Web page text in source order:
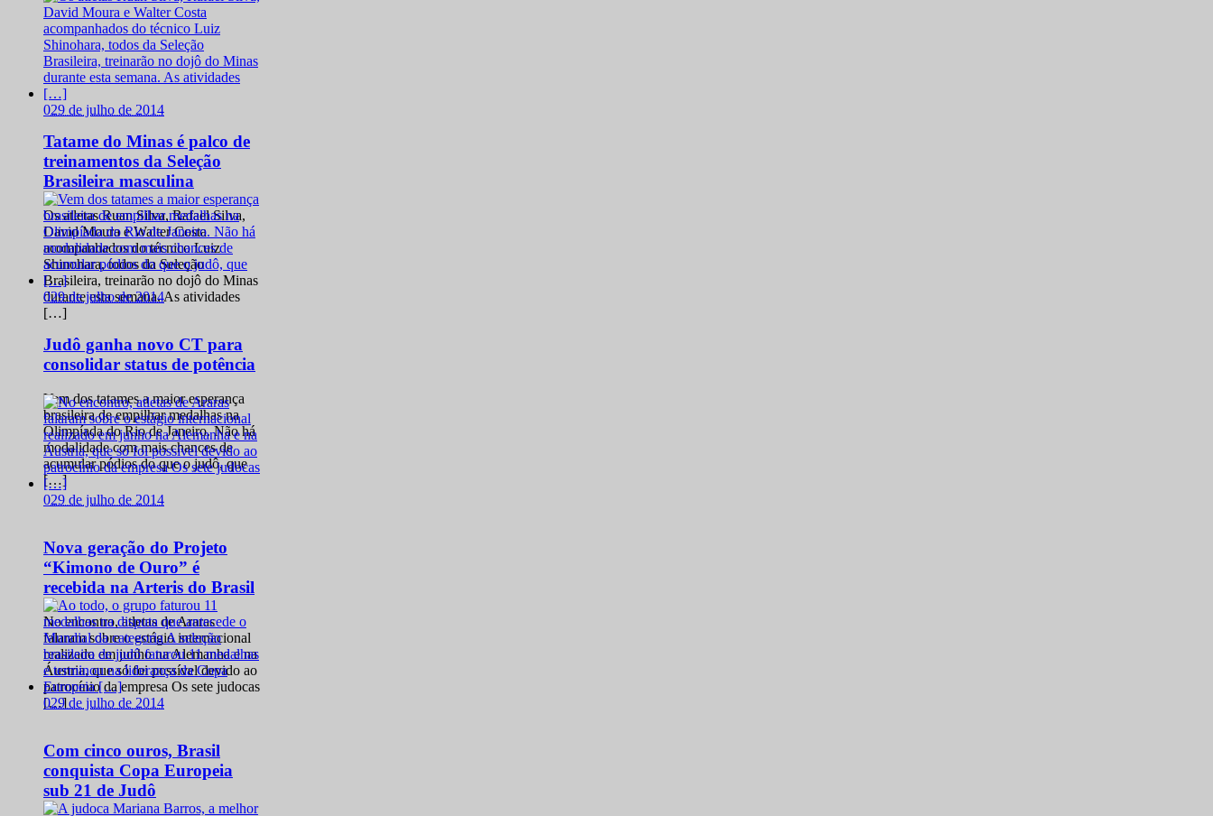
029 de julho de 2014
Tatame do Minas é palco de
treinamentos da Seleção
Brasileira masculina
Os atletas Ruan Silva, Rafael Silva,
David Moura e Walter Costa
acompanhados do técnico Luiz
Shinohara, todos da Seleção
Brasileira, treinarão no dojô do Minas
durante esta semana. As atividades
[…]
029 de julho de 2014
Judô ganha novo CT para
consolidar status de potência
Vem dos tatames a maior esperança
brasileira de empilhar medalhas na
Olimpíada do Rio de Janeiro. Não há
modalidade com mais chances de
acumular pódios do que o judô, que
[…]
029 de julho de 2014
Nova geração do Projeto
“Kimono de Ouro” é
recebida na Arteris do Brasil
No encontro, atletas de Araras
falaram sobre o estágio internacional
realizado em junho na Alemanha e na
Áustria, que só foi possível devido ao
patrocínio da empresa Os sete judocas
[…]
029 de julho de 2014
Com cinco ouros, Brasil
conquista Copa Europeia
sub 21 de Judô